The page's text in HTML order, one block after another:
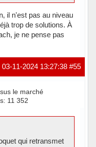
il n'est pas au niveau
trop de solutions. À
je ne pense pas
#55
03-11-2024 13:27:38
le marché
11 352
qui retransmet